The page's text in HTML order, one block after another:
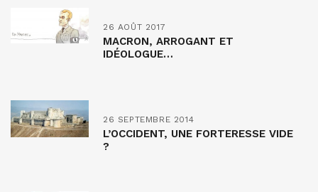
26 AOÛT 2017
MACRON, ARROGANT ET
IDÉOLOGUE…
26 SEPTEMBRE 2014
L’OCCIDENT, UNE FORTERESSE VIDE
?